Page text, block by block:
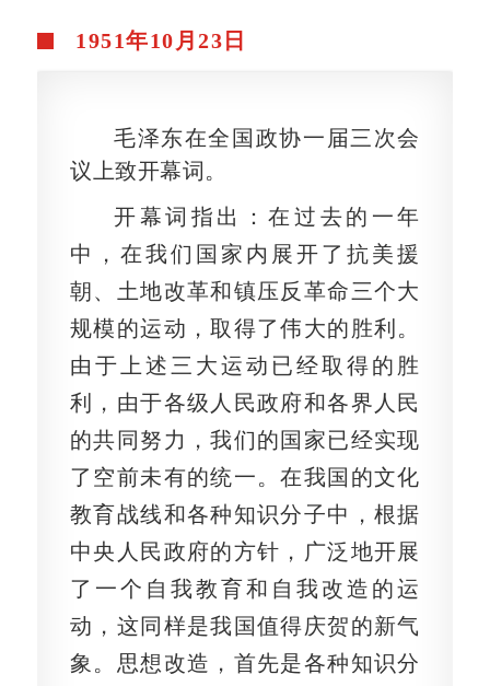
1951年10月23日
毛泽东在全国政协一届三次会
议上致开幕词。
开幕词指出：在过去的一年
中，在我们国家内展开了抗美援
朝、土地改革和镇压反革命三个大
规模的运动，取得了伟大的胜利。
由于上述三大运动已经取得的胜
利，由于各级人民政府和各界人民
的共同努力，我们的国家已经实现
了空前未有的统一。在我国的文化
教育战线和各种知识分子中，根据
中央人民政府的方针，广泛地开展
了一个自我教育和自我改造的运
动，这同样是我国值得庆贺的新气
象。思想改造，首先是各种知识分